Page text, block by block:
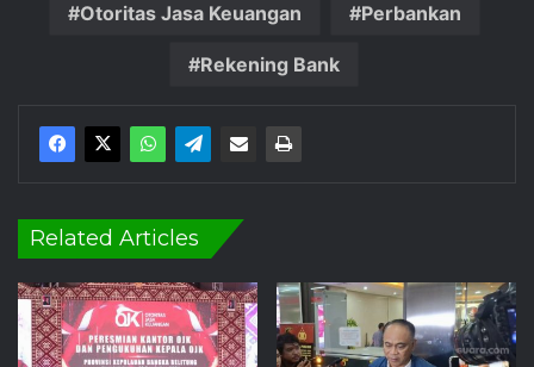
Otoritas Jasa Keuangan Perbankan
Rekening Bank
Related Articles